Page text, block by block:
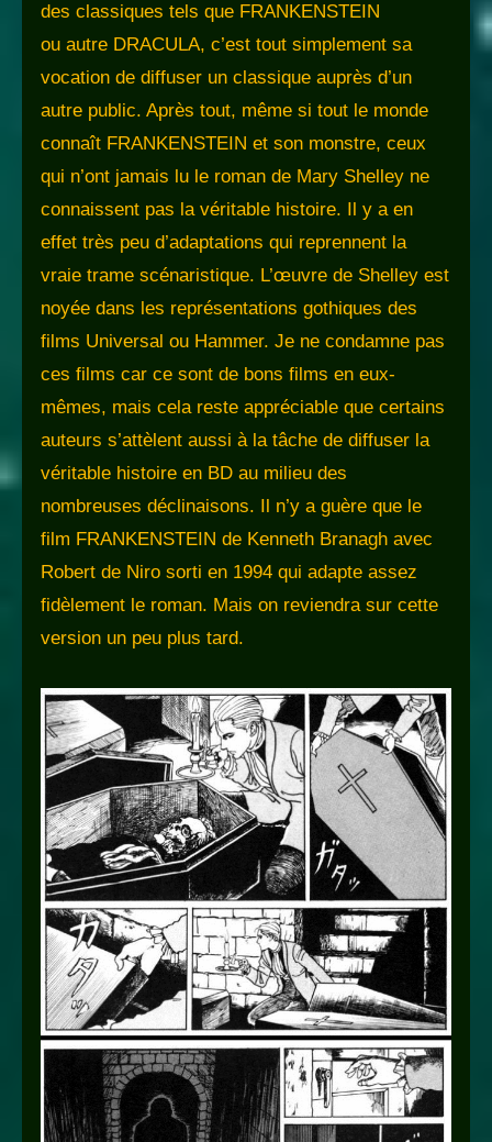
des classiques tels que FRANKENSTEIN
ou autre DRACULA, c’est tout simplement sa
vocation de diffuser un classique auprès d’un
autre public. Après tout, même si tout le monde
connaît FRANKENSTEIN et son monstre, ceux
qui n’ont jamais lu le roman de Mary Shelley ne
connaissent pas la véritable histoire. Il y a en
effet très peu d’adaptations qui reprennent la
vraie trame scénaristique. L’œuvre de Shelley est
noyée dans les représentations gothiques des
films Universal ou Hammer. Je ne condamne pas
ces films car ce sont de bons films en eux-
mêmes, mais cela reste appréciable que certains
auteurs s’attèlent aussi à la tâche de diffuser la
véritable histoire en BD au milieu des
nombreuses déclinaisons. Il n’y a guère que le
film FRANKENSTEIN de Kenneth Branagh avec
Robert de Niro sorti en 1994 qui adapte assez
fidèlement le roman. Mais on reviendra sur cette
version un peu plus tard.